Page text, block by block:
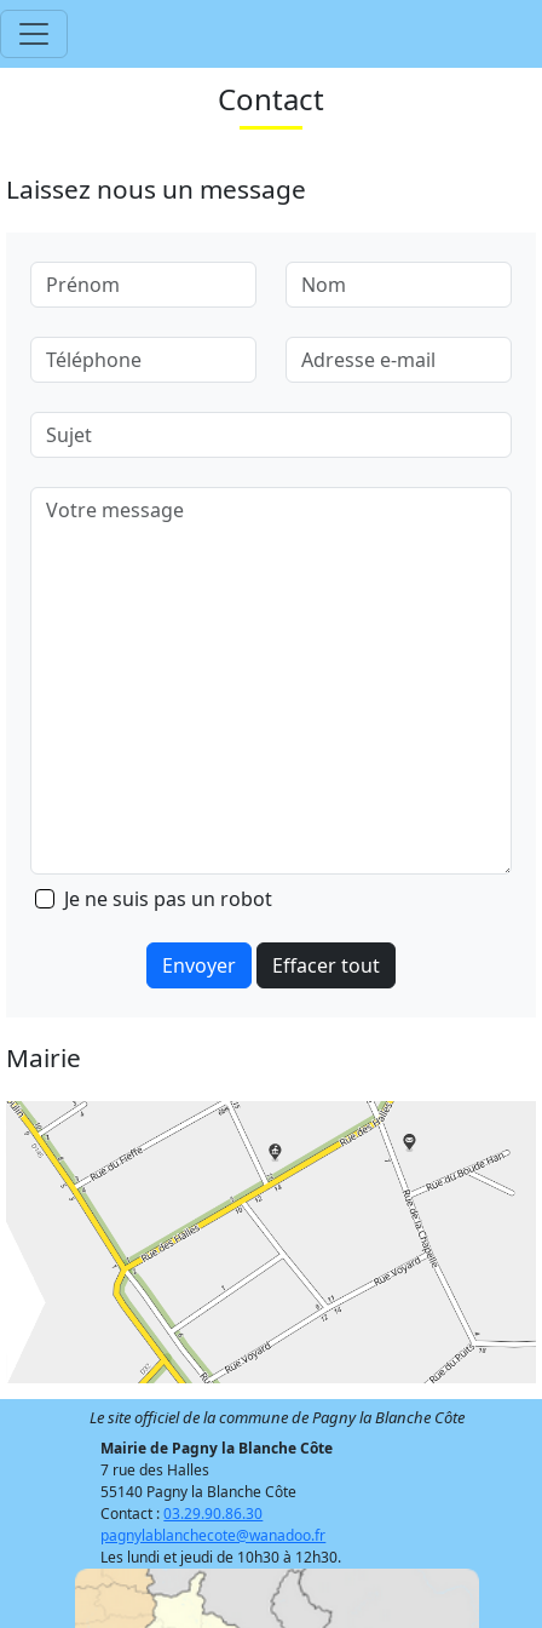
Contact
Laissez nous un message
Je ne suis pas un robot
Envoyer
Mairie
Le site officiel de la commune de Pagny la Blanche Côte
Mairie de Pagny la Blanche Côte
7 rue des Halles
55140 Pagny la Blanche Côte
Contact :03.29.90.86.30
pagnylablanchecote@wanadoo.fr
Les lundi et jeudi de 10h30 à 12h30.